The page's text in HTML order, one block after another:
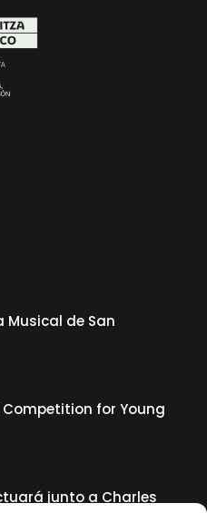
Musical de San
for Young
junto a Charles